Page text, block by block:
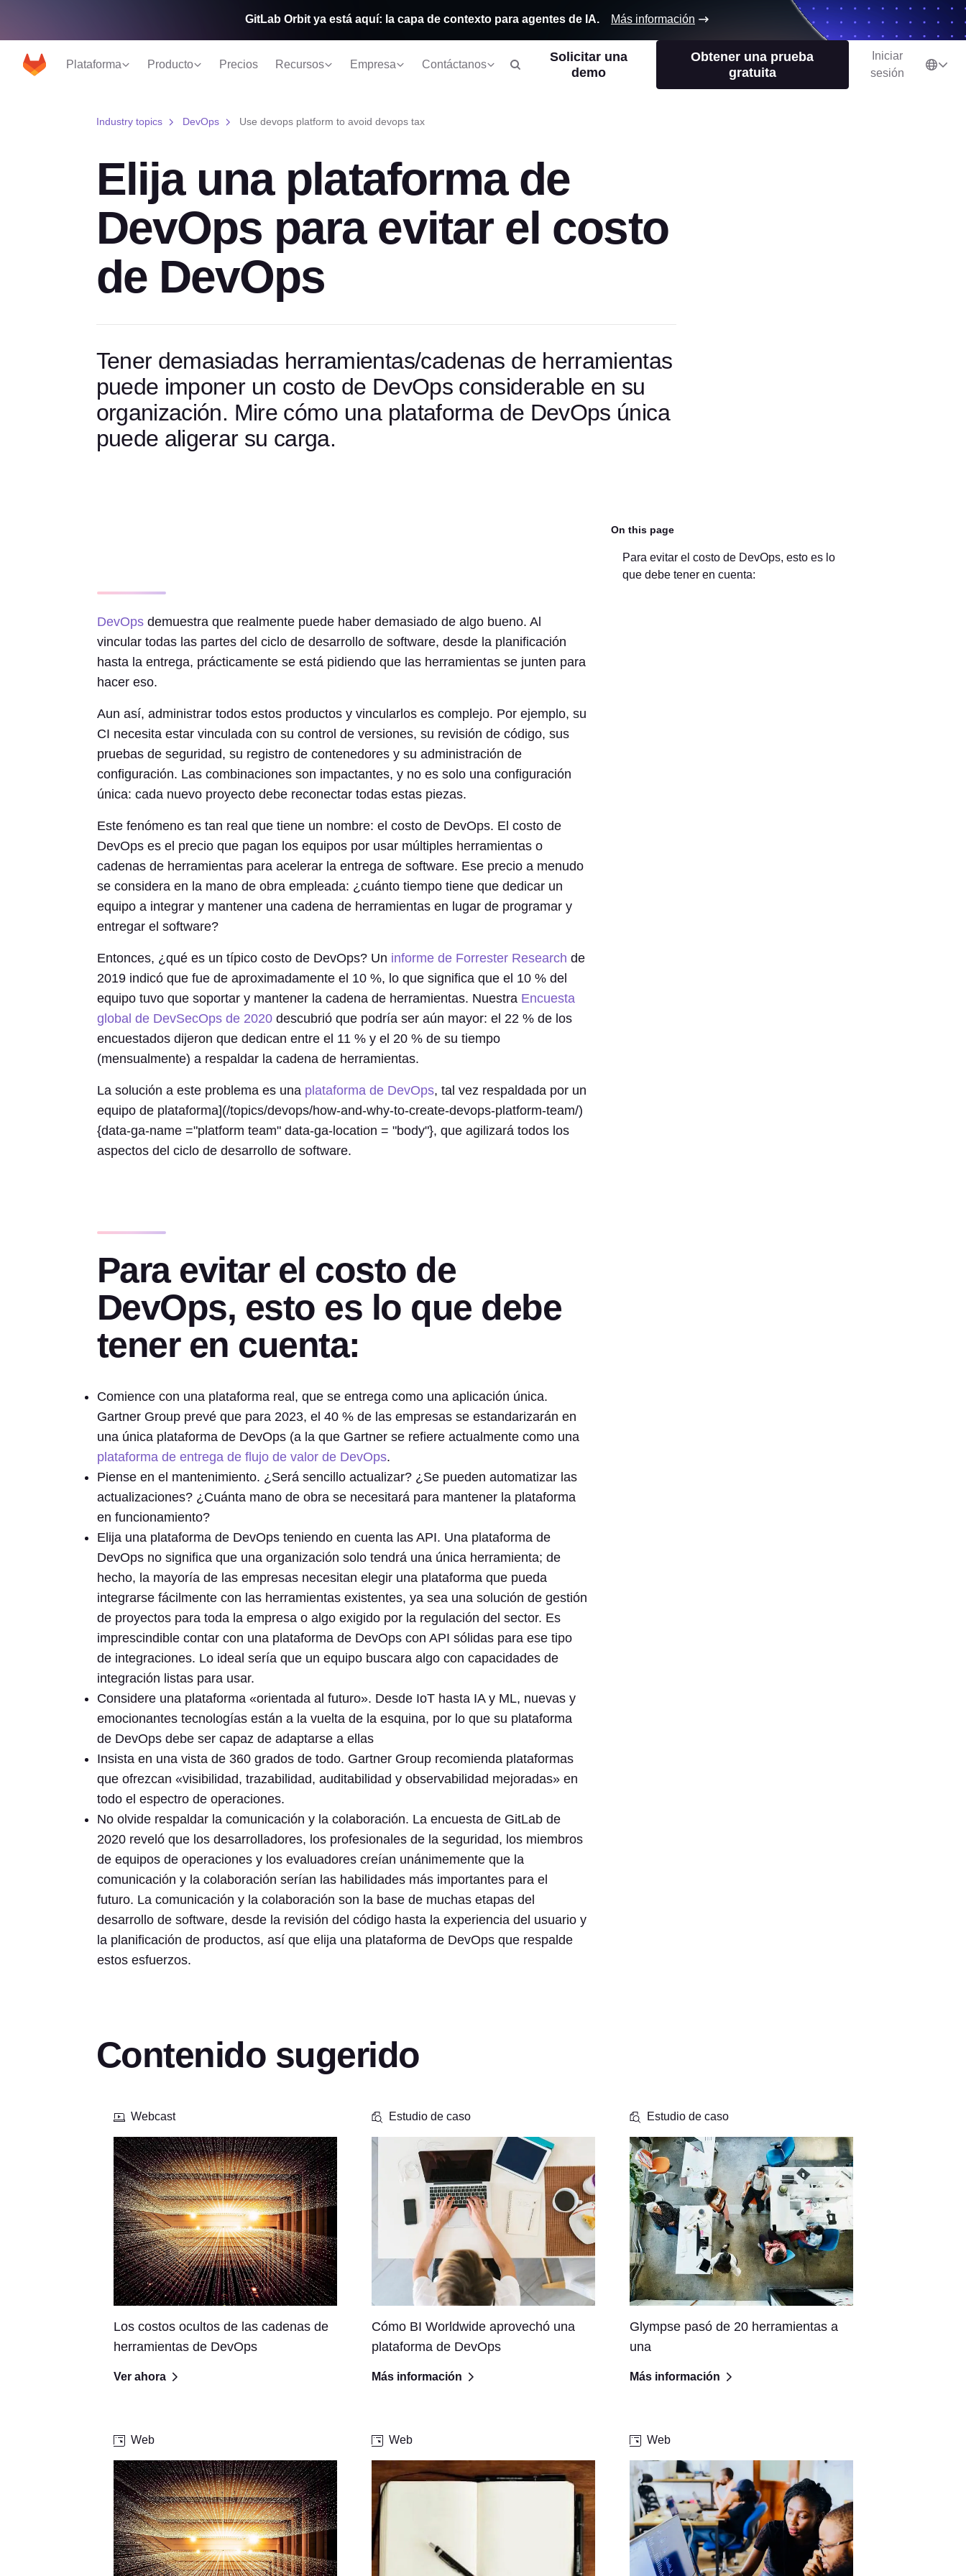
Plataforma Producto Precios Recursos Empresa Contáctanos
Solicitar una
demo
Obtener una prueba
gratuita
Iniciar
sesión
GitLab Orbit ya está aquí: la capa de contexto para agentes de IA. Más información
Industry topics DevOps Use devops platform to avoid devops tax
Elija una plataforma de
DevOps para evitar el costo
de DevOps
Tener demasiadas herramientas/cadenas de herramientas
puede imponer un costo de DevOps considerable en su
organización. Mire cómo una plataforma de DevOps única
puede aligerar su carga.
DevOpsdemuestra que realmente puede haber demasiado de algo bueno. Al
vincular todas las partes del ciclo de desarrollo de software, desde la planificación
hasta la entrega, prácticamente se está pidiendo que las herramientas se junten para
hacer eso.
Aun así, administrar todos estos productos y vincularlos es complejo. Por ejemplo, su
CI necesita estar vinculada con su control de versiones, su revisión de código, sus
pruebas de seguridad, su registro de contenedores y su administración de
configuración. Las combinaciones son impactantes, y no es solo una configuración
única: cada nuevo proyecto debe reconectar todas estas piezas.
Este fenómeno es tan real que tiene un nombre: el costo de DevOps. El costo de
DevOps es el precio que pagan los equipos por usar múltiples herramientas o
cadenas de herramientas para acelerar la entrega de software. Ese precio a menudo
se considera en la mano de obra empleada: ¿cuánto tiempo tiene que dedicar un
equipo a integrar y mantener una cadena de herramientas en lugar de programar y
entregar el software?
Entonces, ¿qué es un típico costo de DevOps? Un informe de Forrester Research de
2019 indicó que fue de aproximadamente el 10 %, lo que significa que el 10 % del
equipo tuvo que soportar y mantener la cadena de herramientas. Nuestra Encuesta
global de DevSecOps de 2020descubrió que podría ser aún mayor: el 22 % de los
encuestados dijeron que dedican entre el 11 % y el 20 % de su tiempo
(mensualmente) a respaldar la cadena de herramientas.
La solución a este problema es una plataforma de DevOps, tal vez respaldada por un
equipo de plataforma](/topics/devops/how-and-why-to-create-devops-platform-team/)
{data-ga-name ="platform team" data-ga-location = "body"}, que agilizará todos los
aspectos del ciclo de desarrollo de software.
Para evitar el costo de
DevOps, esto es lo que debe
tener en cuenta:
Comience con una plataforma real, que se entrega como una aplicación única.
Gartner Group prevé que para 2023, el 40 % de las empresas se estandarizarán en
una única plataforma de DevOps (a la que Gartner se refiere actualmente como una
plataforma de entrega de flujo de valor de DevOps.
Piense en el mantenimiento. ¿Será sencillo actualizar? ¿Se pueden automatizar las
actualizaciones? ¿Cuánta mano de obra se necesitará para mantener la plataforma
en funcionamiento?
Elija una plataforma de DevOps teniendo en cuenta las API. Una plataforma de
DevOps no significa que una organización solo tendrá una única herramienta; de
hecho, la mayoría de las empresas necesitan elegir una plataforma que pueda
integrarse fácilmente con las herramientas existentes, ya sea una solución de gestión
de proyectos para toda la empresa o algo exigido por la regulación del sector. Es
imprescindible contar con una plataforma de DevOps con API sólidas para ese tipo
de integraciones. Lo ideal sería que un equipo buscara algo con capacidades de
integración listas para usar.
Considere una plataforma «orientada al futuro». Desde IoT hasta IA y ML, nuevas y
emocionantes tecnologías están a la vuelta de la esquina, por lo que su plataforma
de DevOps debe ser capaz de adaptarse a ellas
Insista en una vista de 360 grados de todo. Gartner Group recomienda plataformas
que ofrezcan «visibilidad, trazabilidad, auditabilidad y observabilidad mejoradas» en
todo el espectro de operaciones.
No olvide respaldar la comunicación y la colaboración. La encuesta de GitLab de
2020 reveló que los desarrolladores, los profesionales de la seguridad, los miembros
de equipos de operaciones y los evaluadores creían unánimemente que la
comunicación y la colaboración serían las habilidades más importantes para el
futuro. La comunicación y la colaboración son la base de muchas etapas del
desarrollo de software, desde la revisión del código hasta la experiencia del usuario y
la planificación de productos, así que elija una plataforma de DevOps que respalde
estos esfuerzos.
On this page
Para evitar el costo de DevOps, esto es lo
que debe tener en cuenta:
Contenido sugerido
Webcast
Los costos ocultos de las cadenas de
herramientas de DevOps
Ver ahora
Estudio de caso
Cómo BI Worldwide aprovechó una
plataforma de DevOps
Más información
Estudio de caso
Glympse pasó de 20 herramientas a
una
Más información
Web Web Web